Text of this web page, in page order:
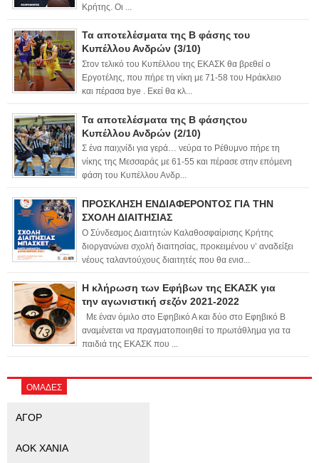
Κρήτης. Οι ...
Τα αποτελέσματα της Β φάσης του
Κυπέλλου Ανδρών (3/10)
Στον τελικό του Κυπέλλου της ΕΚΑΣΚ θα βρεθεί ο
Εργοτέλης, που πήρε τη νίκη με 71-58 του Ηράκλειο
και πέρασα bye . Εκεί θα κλ...
Τα αποτελέσματα της Β φάσηςτου
Κυπέλλου Ανδρών (2/10)
Σ ένα παιχνίδι για γερά… νεύρα το Ρέθυμνο πήρε τη
νίκης της Μεσσαράς με 61-55 και πέρασε στην επόμενη
φάση του Κυπέλλου Ανδρ...
ΠΡΟΣΚΛΗΣΗ ΕΝΔΙΑΦΕΡΟΝΤΟΣ ΓΙΑ ΤΗΝ
ΣΧΟΛΗ ΔΙΑΙΤΗΣΙΑΣ
Ο Σύνδεσμος Διαιτητών Καλαθοσφαίρισης Κρήτης
διοργανώνει σχολή διαιτησίας, προκειμένου ν’ αναδείξει
νέους ταλαντούχους διαιτητές που θα ενισ...
Η κλήρωση των Εφήβων της ΕΚΑΣΚ για
την αγωνιστική σεζόν 2021-2022
Με έναν όμιλο στο Εφηβικό Α και δύο στο Εφηβικό Β
αναμένεται να πραγματοποιηθεί το πρωτάθλημα για τα
παιδιά της ΕΚΑΣΚ που ...
ΟΜΑΔΕΣ
ΑΓΟΡ
ΑΟΚ ΧΑΝΙΑ